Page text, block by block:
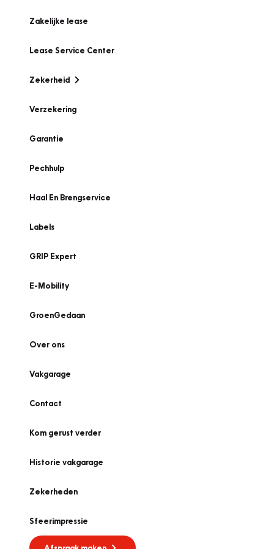
Zakelijke lease
Lease Service Center
Zekerheid
Verzekering
Garantie
Pechhulp
Haal En Brengservice
Labels
GRIP Expert
E-Mobility
GroenGedaan
Over ons
Vakgarage
Contact
Kom gerust verder
Historie vakgarage
Zekerheden
Sfeerimpressie